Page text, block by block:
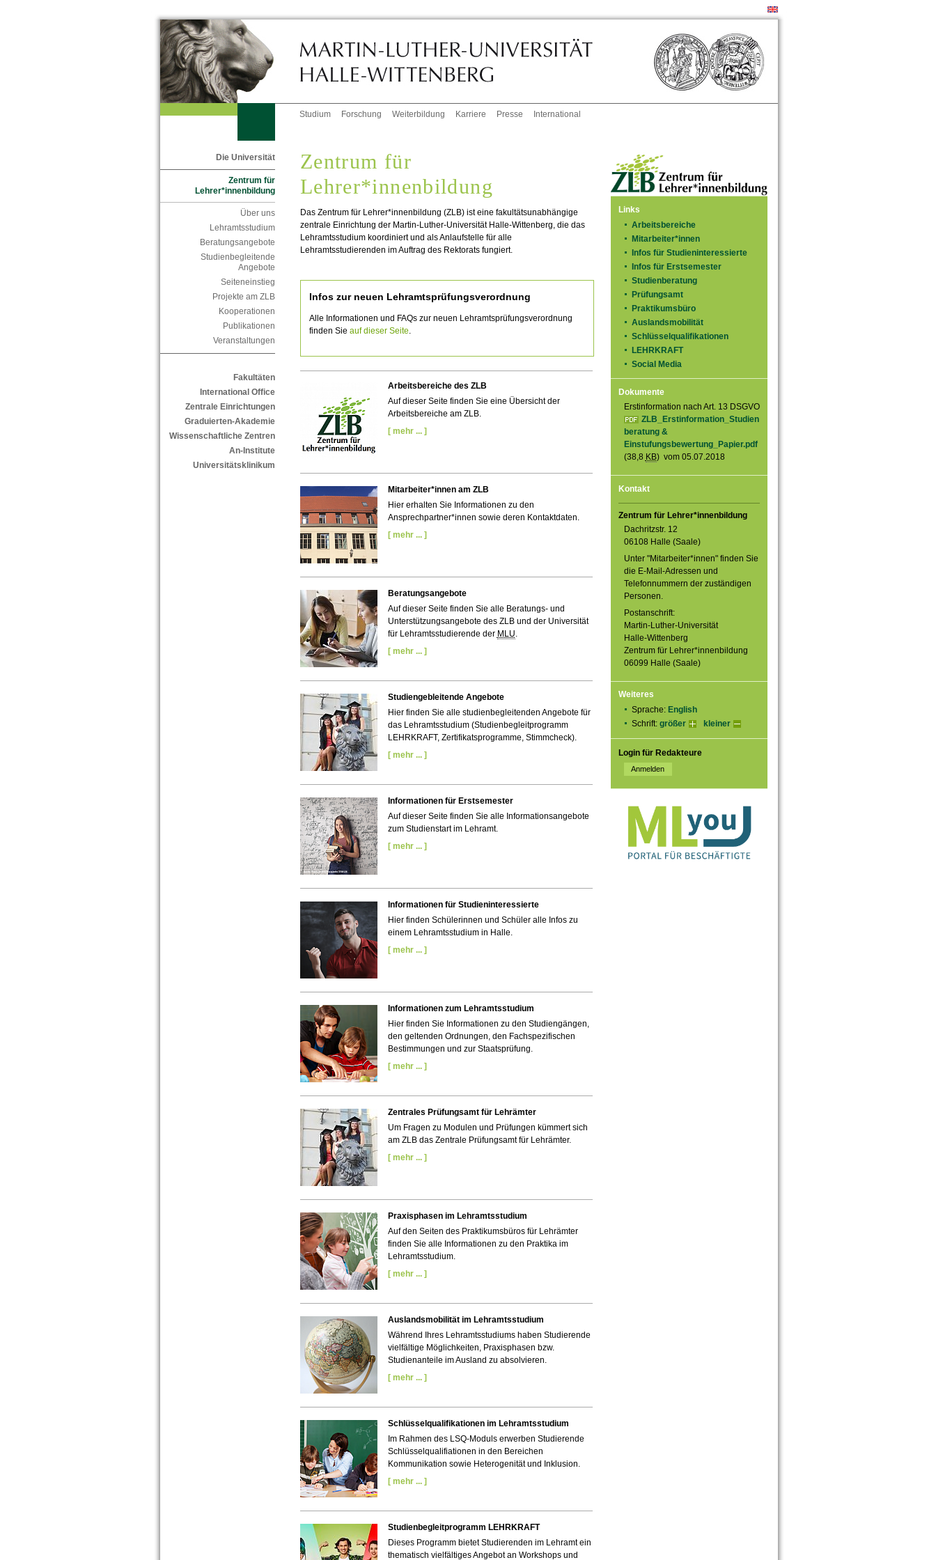
Studium Forschung Weiterbildung Karriere Presse International
Die Universität
Zentrum für
Lehrer*innenbildung
Über uns
Lehramtsstudium
Beratungsangebote
Studienbegleitende
Angebote
Seiteneinstieg
Projekte am ZLB
Kooperationen
Publikationen
Veranstaltungen
Fakultäten
International Office
Zentrale Einrichtungen
Graduierten-Akademie
Wissenschaftliche Zentren
An-Institute
Universitätsklinikum
Links
Arbeitsbereiche
Mitarbeiter*innen
Infos für Studieninteressierte
Infos für Erstsemester
Studienberatung
Prüfungsamt
Praktikumsbüro
Auslandsmobilität
Schlüsselqualifikationen
LEHRKRAFT
Social Media
Dokumente
Erstinformation nach Art. 13 DSGVO
ZLB_Erstinformation_Studien
beratung &
Einstufungsbewertung_Papier.pdf
(38,8 KB) vom 05.07.2018
Kontakt
Zentrum für Lehrer*innenbildung
Dachritzstr. 12
06108 Halle (Saale)
Unter "Mitarbeiter*innen" finden Sie
die E-Mail-Adressen und
Telefonnummern der zuständigen
Personen.
Postanschrift:
Martin-Luther-Universität
Halle-Wittenberg
Zentrum für Lehrer*innenbildung
06099 Halle (Saale)
Weiteres
Sprache: English
Schrift: größer kleiner
Login für Redakteure
Zentrum für
Lehrer*innenbildung
Das Zentrum für Lehrer*innenbildung (ZLB) ist eine fakultätsunabhängige
zentrale Einrichtung der Martin-Luther-Universität Halle-Wittenberg, die das
Lehramtsstudium koordiniert und als Anlaufstelle für alle
Lehramtsstudierenden im Auftrag des Rektorats fungiert.
Infos zur neuen Lehramtsprüfungsverordnung
Alle Informationen und FAQs zur neuen Lehramtsprüfungsverordnung
finden Sie auf dieser Seite.
Arbeitsbereiche des ZLB
Auf dieser Seite finden Sie eine Übersicht der
Arbeitsbereiche am ZLB.
[ mehr ... ]
Mitarbeiter*innen am ZLB
Hier erhalten Sie Informationen zu den
Ansprechpartner*innen sowie deren Kontaktdaten.
[ mehr ... ]
Beratungsangebote
Auf dieser Seite finden Sie alle Beratungs- und
Unterstützungsangebote des ZLB und der Universität
für Lehramtsstudierende der MLU.
[ mehr ... ]
Studiengebleitende Angebote
Hier finden Sie alle studienbegleitenden Angebote für
das Lehramtsstudium (Studienbegleitprogramm
LEHRKRAFT, Zertifikatsprogramme, Stimmcheck).
[ mehr ... ]
Informationen für Erstsemester
Auf dieser Seite finden Sie alle Informationsangebote
zum Studienstart im Lehramt.
[ mehr ... ]
Informationen für Studieninteressierte
Hier finden Schülerinnen und Schüler alle Infos zu
einem Lehramtsstudium in Halle.
[ mehr ... ]
Informationen zum Lehramtsstudium
Hier finden Sie Informationen zu den Studiengängen,
den geltenden Ordnungen, den Fachspezifischen
Bestimmungen und zur Staatsprüfung.
[ mehr ... ]
Zentrales Prüfungsamt für Lehrämter
Um Fragen zu Modulen und Prüfungen kümmert sich
am ZLB das Zentrale Prüfungsamt für Lehrämter.
[ mehr ... ]
Praxisphasen im Lehramtsstudium
Auf den Seiten des Praktikumsbüros für Lehrämter
finden Sie alle Informationen zu den Praktika im
Lehramtsstudium.
[ mehr ... ]
Auslandsmobilität im Lehramtsstudium
Während Ihres Lehramtsstudiums haben Studierende
vielfältige Möglichkeiten, Praxisphasen bzw.
Studienanteile im Ausland zu absolvieren.
[ mehr ... ]
Schlüsselqualifikationen im Lehramtsstudium
Im Rahmen des LSQ-Moduls erwerben Studierende
Schlüsselqualifiationen in den Bereichen
Kommunikation sowie Heterogenität und Inklusion.
[ mehr ... ]
Studienbegleitprogramm LEHRKRAFT
Dieses Programm bietet Studierenden im Lehramt ein
thematisch vielfältiges Angebot an Workshops und